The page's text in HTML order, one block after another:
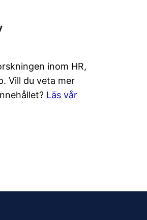
inom HR,
Vill du veta mer
Läs vår